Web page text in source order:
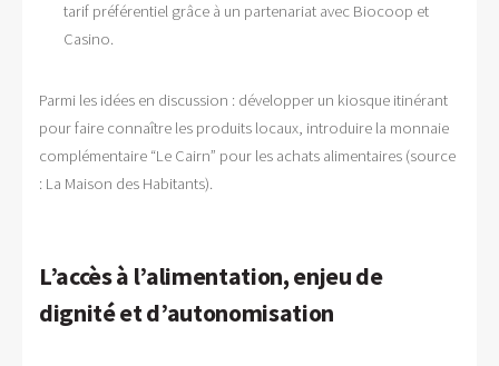
tarif préférentiel grâce à un partenariat avec Biocoop et
Casino.
Parmi les idées en discussion : développer un kiosque itinérant
pour faire connaître les produits locaux, introduire la monnaie
complémentaire “Le Cairn” pour les achats alimentaires (source
: La Maison des Habitants).
L’accès à l’alimentation, enjeu de
dignité et d’autonomisation